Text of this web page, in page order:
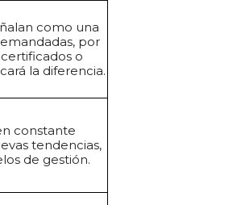
como una
por
o
la diferencia.
constante
tendencias,
de gestión.